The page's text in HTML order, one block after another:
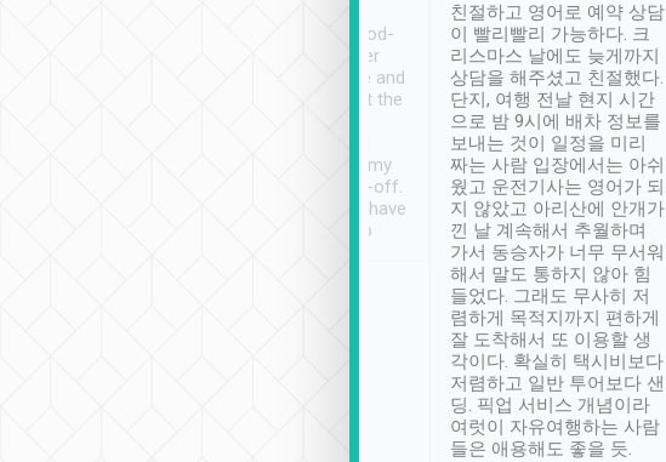
service, vehicles in good-
condition and the driver
service was awesome and
thoughtful. Driver went the
have safely arrived at my
destination after drop-off.
Definitely something I have
not seen elsewhere 👍
친절하고 영어로 예약 상담
이 빨리빨리 가능하다. 크
리스마스 날에도 늦게까지
상담을 해주셨고 친절했다.
단지, 여행 전날 현지 시간
으로 밤 9시에 배차 정보를
보내는 것이 일정을 미리
짜는 사람 입장에서는 아쉬
웠고 운전기사는 영어가 되
지 않았고 아리산에 안개가
낀 날 계속해서 추월하며
가서 동승자가 너무 무서워
해서 말도 통하지 않아 힘
들었다. 그래도 무사히 저
렴하게 목적지까지 편하게
잘 도착해서 또 이용할 생
각이다. 확실히 택시비보다
저렴하고 일반 투어보다 샌
딩. 픽업 서비스 개념이라
여럿이 자유여행하는 사람
들은 애용해도 좋을 듯.